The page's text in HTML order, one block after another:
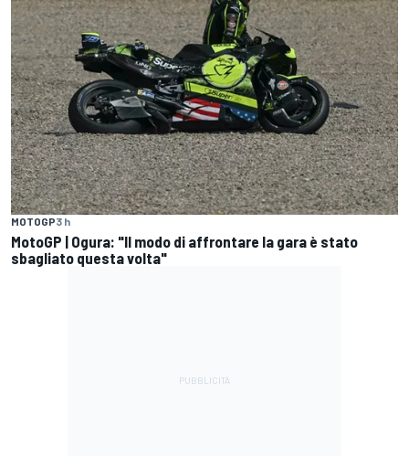
MOTOGP3 h
MotoGP | Ogura: "Il modo di affrontare la gara è stato
sbagliato questa volta"